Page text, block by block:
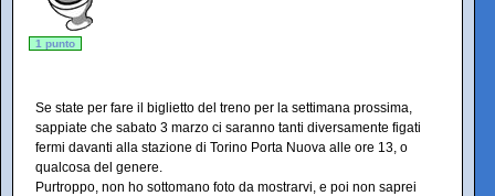
1 punto
Se state per fare il biglietto del treno per la settimana prossima,
sappiate che sabato 3 marzo ci saranno tanti diversamente figati
fermi davanti alla stazione di Torino Porta Nuova alle ore 13, o
qualcosa del genere.
Purtroppo, non ho sottomano foto da mostrarvi, e poi non saprei